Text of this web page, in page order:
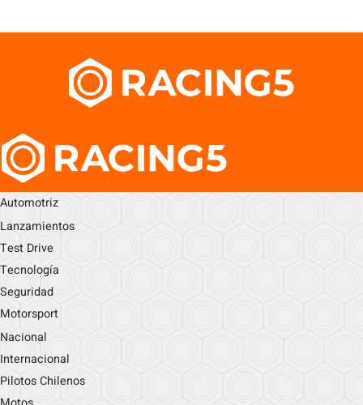
Automotriz
Lanzamientos
Test Drive
Tecnología
Seguridad
Motorsport
Nacional
Internacional
Pilotos Chilenos